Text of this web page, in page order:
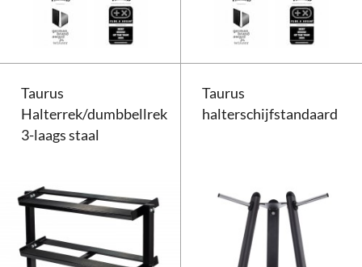
Taurus
Halterrek/dumbbellrek
3-laags staal
Taurus
halterschijfstandaard